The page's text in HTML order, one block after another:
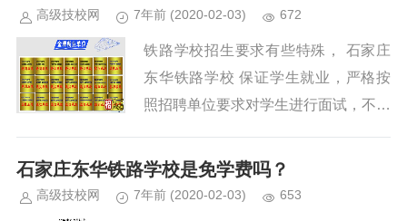
高级技校网 7年前 (2020-02-03) 672
铁路学校招生要求有些特殊， 石家庄
东华铁路学校 保证学生就业，严格按
照招聘单位要求对学生进行面试，不是
对于面试通过的学生，石家庄东华...
石家庄东华铁路学校是免学费吗？
高级技校网 7年前 (2020-02-03) 653